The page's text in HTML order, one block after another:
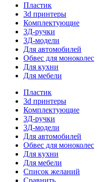
Пластик
3d принтеры
Комплектующие
3Д-ручки
3Д-модели
Для автомобилей
Обвес для моноколес
Для кухни
Для мебели
Пластик
3d принтеры
Комплектующие
3Д-ручки
3Д-модели
Для автомобилей
Обвес для моноколес
Для кухни
Для мебели
Список желаний
Сравнить